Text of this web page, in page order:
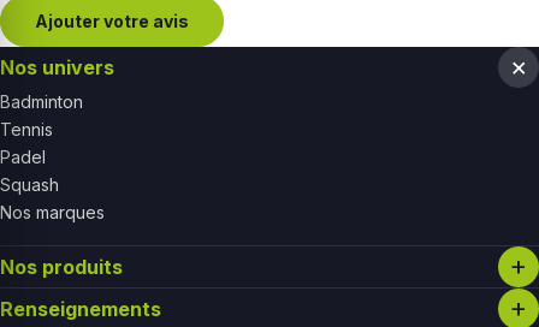
Ajouter votre avis
Nos univers
Badminton
Tennis
Padel
Squash
Nos marques
Nos produits
Renseignements